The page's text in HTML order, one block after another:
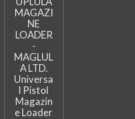
MAGAZI
NE
LOADER
-
MAGLUL
A LTD.
Universa
l Pistol
Magazin
e Loader